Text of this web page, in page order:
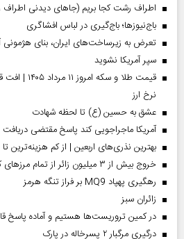
اطراف رشت کجا بریم (جاهای دیدنی
باج‌نیوزها؛ باج‌گیری در لباس افشاگری
تعرض به زیرساخت‌های ایران، بنای هژمونی
سپر آمریکا نشوید
قیمت طلا و
نرخ ارز
عشق به حسین (ع) تا لحظه شهادت
آمریکا ماجراجویی کند پاسخ مقتضی
بهترین نذری‌های اربعین | از کم هزینه‌ترین
خروج بیش از ۳ میلیون زائر از تمام مرز‌های کشور
رهگیری پهپاد MQ9 بر فراز تنگه هرمز
‌زائران سبز
در کمین تروریست‌ها هستیم و آماده پاسخ
درگیری مرگبار ۲ پسرخاله در پارک